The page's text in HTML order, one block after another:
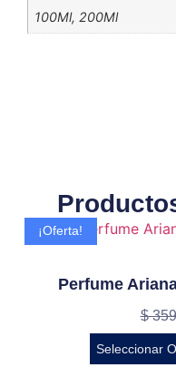
100Ml, 200Ml
¡Oferta!
Perfume
$
Seleccionar